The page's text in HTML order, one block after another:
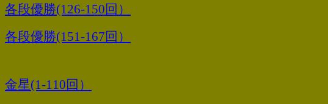
各段優勝(126-150回）
各段優勝(151-167回）
金星(1-110回）